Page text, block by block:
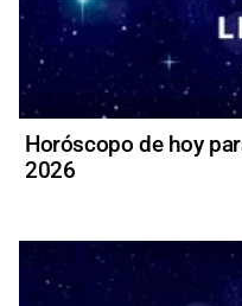
Horóscopo de hoy
2026